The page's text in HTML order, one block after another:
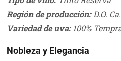
Región de producción:D.O.
Variedad de uva: 100%
Nobleza y Elegancia